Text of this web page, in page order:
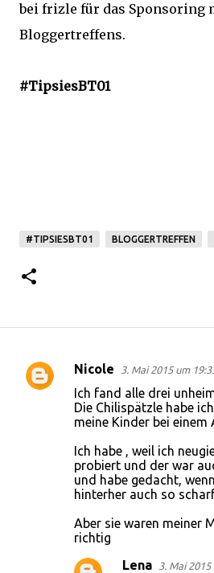
bei frizle für das Sponsoring
Bloggertreffens.
#TipsiesBT01
#TIPSIESBT01 BLOGGERTREFFEN
K
Nicole 3. Mai 2015 um
Ich fand alle drei
Die Chilispätzle habe
meine Kinder bei einem
Ich habe , weil ich
probiert und der war
und habe gedacht,
hinterher auch so
Aber sie waren meiner
richtig
Lena 3. Mai